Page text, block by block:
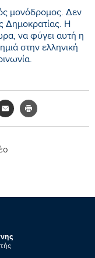
μονόδρομος. Δεν
Δημοκρατίας. Η
να φύγει αυτή η
στην ελληνική